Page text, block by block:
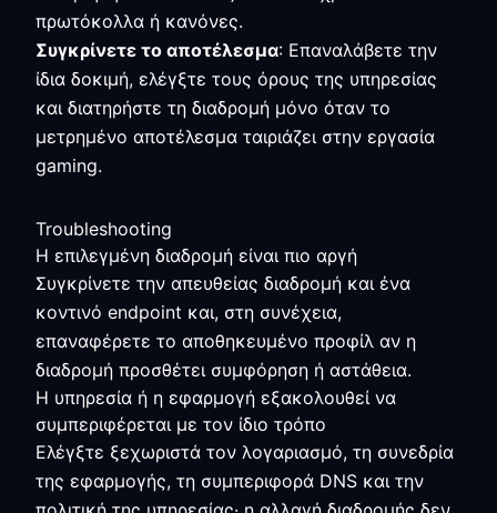
πρωτόκολλα ή κανόνες.
Συγκρίνετε το αποτέλεσμα: Επαναλάβετε την
ίδια δοκιμή, ελέγξτε τους όρους της υπηρεσίας
και διατηρήστε τη διαδρομή μόνο όταν το
μετρημένο αποτέλεσμα ταιριάζει στην εργασία
gaming.
Troubleshooting
Η επιλεγμένη διαδρομή είναι πιο αργή
Συγκρίνετε την απευθείας διαδρομή και ένα
κοντινό endpoint και, στη συνέχεια,
επαναφέρετε το αποθηκευμένο προφίλ αν η
διαδρομή προσθέτει συμφόρηση ή αστάθεια.
Η υπηρεσία ή η εφαρμογή εξακολουθεί να
συμπεριφέρεται με τον ίδιο τρόπο
Ελέγξτε ξεχωριστά τον λογαριασμό, τη συνεδρία
της εφαρμογής, τη συμπεριφορά DNS και την